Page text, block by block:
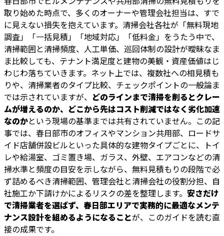
取り始めた時点で、多くのオーナーや管理会社担当は、すで
に見えない損失を抱えています。清掃会社各社が「無料現地
調査」「一括見積」「地域対応」「低料金」をうたう中で、
清掃範囲と清掃頻度、人工単価、巡回体制の設計が曖昧なま
ま比較しても、テナント満足度と建物の美観・資産価値はじ
わじわ落ちていきます。ネット上では、複数社への相見積も
りや、清掃業者のタイプ比較、チェックポイントの一般論ま
では示されていますが、 どのラインまで清掃を削るとクレー
ムが増えるのか、どこから先はコスト削減ではなく劣化加速
なのかという現場の基準までは共有されていません。この記
事では、春日部市のオフィスやマンション共用部、ロードサ
イド店舗併設ビルといった具体的な建物タイプごとに、トイ
レや給湯室、ゴミ置き場、ガラス、外壁、エアコンなどの清
掃水準と頻度の目安を示しながら、無料見積もりの段階で必
ず詰めるべき清掃範囲、管理会社と清掃会社の役割分担、自
社施工か下請けかによるリスクの差を整理します。 安さだけ
で清掃業者を選ばず、春日部エリアで実務的に最適なメンテ
ナンス設計を組めるようになることが、このガイドを読む直
接の成果です。